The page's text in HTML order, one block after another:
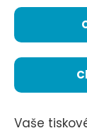
Vaše